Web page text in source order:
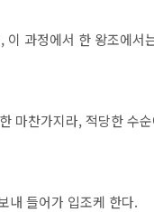
이 과정에서 한 왕조에
마찬가지라, 적당한 수
내 들어가 입조케 한다.